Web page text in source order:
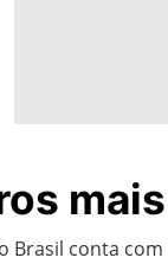
Brasil conta